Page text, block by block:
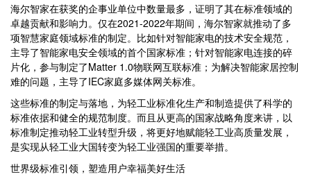
海尔智家在获奖的企事业单位中数量最多，证明了其在标准领域的
卓越贡献和影响力。仅在2021-2022年期间，海尔智家就推动了多
项智慧家庭领域标准的制定。比如针对智能家电的技术安全规范，
主导了智能家电安全领域的首个国家标准；针对智能家电连接的碎
片化，参与制定了Matter 1.0物联网互联标准；为解决智能家居控制
难的问题，主导了IEC家庭多媒体网关标准。
这些标准的制定与落地，为轻工业标准化生产和制造提供了科学的
标准依据和健全的规范制度。而且从更高的国家战略角度来讲，以
标准制定推动轻工业转型升级，将更好地赋能轻工业高质量发展，
是实现从轻工业大国转变为轻工业强国的重要举措。
世界级标准引领，塑造用户幸福美好生活